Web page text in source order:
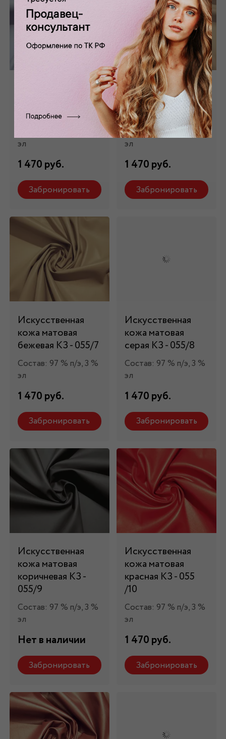
серая КЗ - 055/5
эл
1 470 руб.
Забронировать
Искусственная
кожа матовая
бежевая КЗ - 055/6
Состав: 97 % п/э, 3 %
эл
1 470 руб.
Забронировать
Искусственная
кожа матовая
бежевая КЗ - 055/7
Состав: 97 % п/э, 3 %
эл
1 470 руб.
Забронировать
Искусственная
кожа матовая
серая КЗ - 055/8
Состав: 97 % п/э, 3 %
эл
1 470 руб.
Забронировать
Искусственная
кожа матовая
коричневая КЗ -
055/9
Состав: 97 % п/э, 3 %
эл
Нет в наличии
Забронировать
Искусственная
кожа матовая
красная КЗ - 055
/10
Состав: 97 % п/э, 3 %
эл
1 470 руб.
Забронировать